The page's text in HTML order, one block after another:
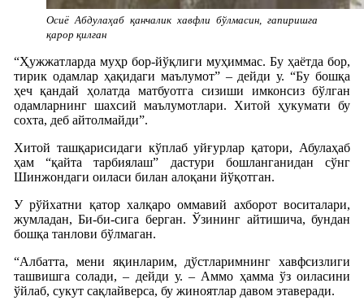
Осиё Абдулаҳаб қанчалик хавфли бўлмасин, гапиришга
қарор қилган
“Ҳужжатларда муҳр бор-йўқлиги муҳиммас. Бу ҳаётда бор,
тирик одамлар ҳақидаги маълумот” – дейди у. “Бу бошқа
ҳеч қандай ҳолатда матбуотга сизиши имконсиз бўлган
одамларнинг шахсий маълумотлари. Хитой ҳукумати бу
сохта, деб айтолмайди”.
Хитой ташқарисидаги кўплаб уйғурлар қатори, Абулаҳаб
ҳам “қайта тарбиялаш” дастури бошланганидан сўнг
Шинжондаги оиласи билан алоқани йўқотган.
У рўйхатни қатор халқаро оммавий ахборот воситалари,
жумладан, Би-би-сига берган. Ўзининг айтишича, бундан
бошқа танлови бўлмаган.
“Албатта, мени яқинларим, дўстларимнинг хавфсизлиги
ташвишга солади, – дейди у. – Аммо ҳамма ўз оиласини
ўйлаб, сукут сақлайверса, бу жиноятлар давом этаверади.